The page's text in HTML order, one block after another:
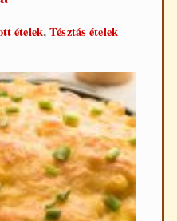
ételek,Tésztás ételek